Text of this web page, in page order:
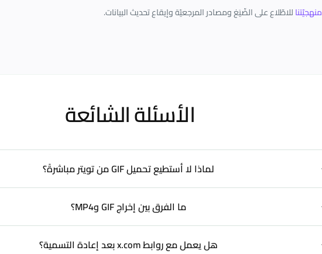
منهجيّتناللاطّلاع على الصِّيَغ ومصادر المرجعيّة وإيقاع تحديث البيانات.
الأسئلة الشائعة
لماذا لا أستطيع تحميل GIF من تويتر مباشرةً؟
ما الفرق بين إخراج GIF وMP4؟
هل يعمل مع روابط x.com بعد إعادة التسمية؟